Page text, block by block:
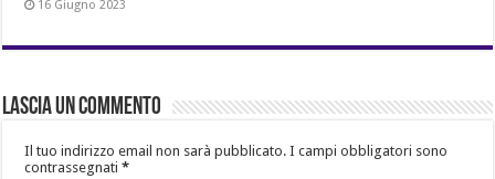
16 Giugno 2023
Lascia un commento
Il tuo indirizzo email non sarà pubblicato. I campi obbligatori sono
contrassegnati*